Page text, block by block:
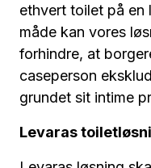
ethvert toilet på en
måde kan vores
forhindre, at
caseperson
grundet sit intime
Levaras